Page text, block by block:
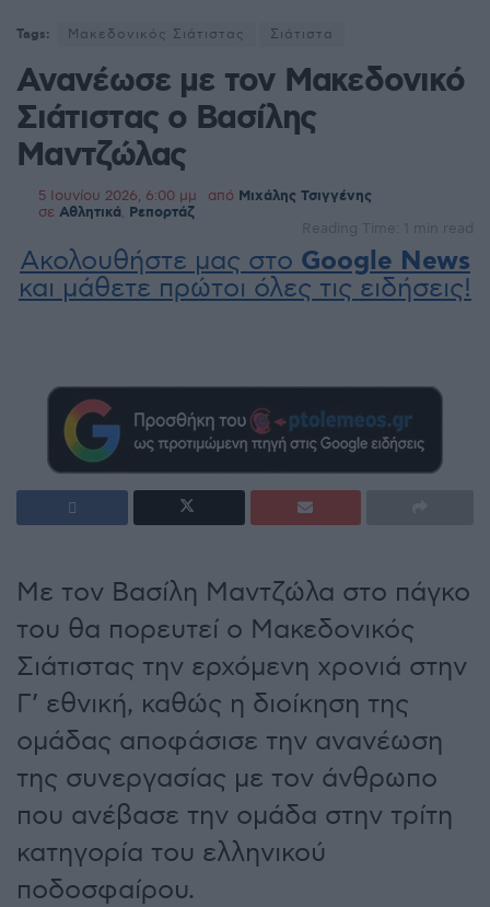
Tags: Μακεδονικός Σιάτιστας Σιάτιστα
Ανανέωσε με τον Μακεδονικό
Σιάτιστας ο Βασίλης
Μαντζώλας
5 Ιουνίου 2026, 6:00 μμ από Μιχάλης Τσιγγένης
σε Αθλητικά Ρεπορτάζ
Reading Time: 1 min read
Ακολουθήστε μας στο Google News
και μάθετε πρώτοι όλες τις ειδήσεις!
Με τον Βασίλη Μαντζώλα στο πάγκο
του θα πορευτεί ο Μακεδονικός
Σιάτιστας την ερχόμενη χρονιά στην
Γ’ εθνική, καθώς η διοίκηση της
ομάδας αποφάσισε την ανανέωση
της συνεργασίας με τον άνθρωπο
που ανέβασε την ομάδα στην τρίτη
κατηγορία του ελληνικού
ποδοσφαίρου.